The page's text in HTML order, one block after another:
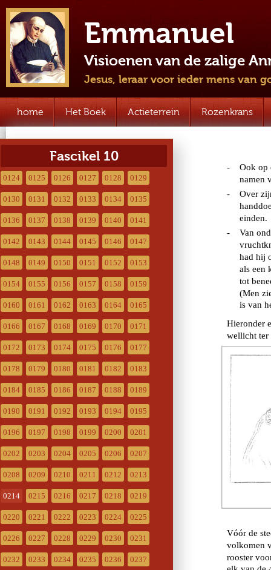
Emmanuel
Visioenen van de zalige
Jesus, leraar voor ieder mens van
home Het Boek Actieterrein Rozenkrans
Fascikel 10
0124 0125 0126 0127 0128 0129
0130 0131 0132 0133 0134 0135
0136 0137 0138 0139 0140 0141
0142 0143 0144 0145 0146 0147
0148 0149 0150 0151 0152 0153
0154 0155 0156 0157 0158 0159
0160 0161 0162 0163 0164 0165
0166 0167 0168 0169 0170 0171
0172 0173 0174 0175 0176 0177
0178 0179 0180 0181 0182 0183
0184 0185 0186 0187 0188 0189
0190 0191 0192 0193 0194 0195
0196 0197 0198 0199 0200 0201
0202 0203 0204 0205 0206 0207
0208 0209 0210 0211 0212 0213
0214 0215 0216 0217 0218 0219
0220 0221 0222 0223 0224 0225
0226 0227 0228 0229 0230 0231
0232 0233 0234 0235 0236 0237